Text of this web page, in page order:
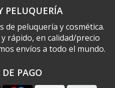
PELUQUERÍA
de peluquería y cosmética.
rápido, en calidad/precio
envíos a todo el mundo.
PAGO